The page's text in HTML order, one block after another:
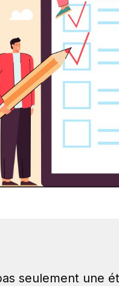
seulement une